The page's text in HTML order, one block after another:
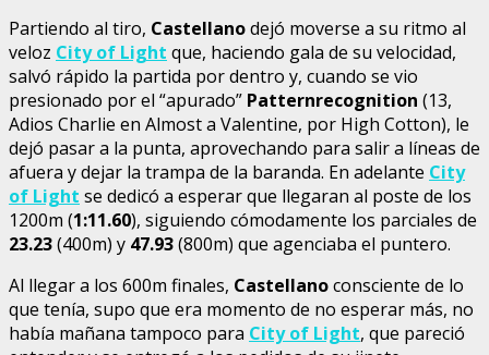
Partiendo al tiro, Castellanodejó moverse a su ritmo al
veloz City of Light que, haciendo gala de su velocidad,
salvó rápido la partida por dentro y, cuando se vio
presionado por el “apurado” Patternrecognition (13,
Adios Charlie en Almost a Valentine, por High Cotton), le
dejó pasar a la punta, aprovechando para salir a líneas de
afuera y dejar la trampa de la baranda. En adelante City
of Light se dedicó a esperar que llegaran al poste de los
1200m (1:11.60), siguiendo cómodamente los parciales de
23.23(400m) y 47.93(800m) que agenciaba el puntero.
Al llegar a los 600m finales, Castellanoconsciente de lo
que tenía, supo que era momento de no esperar más, no
había mañana tampoco para City of Light, que pareció